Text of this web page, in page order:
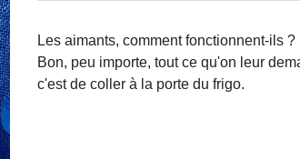
Les aimants, comment fonctionnent-ils ?
Bon, peu importe, tout ce qu'on leur
c'est de coller à la porte du frigo.